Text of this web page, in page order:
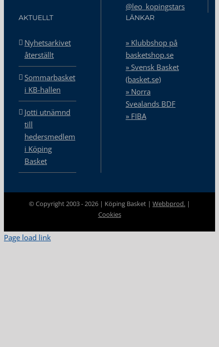
@leo_kopingstars
AKTUELLT
Nyhetsarkivet
återställt
Sommarbasket
i KB-hallen
Jotti utnämnd
till
hedersmedlem
i Köping
Basket
LÄNKAR
» Klubbshop på
basketshop.se
» Svensk Basket
(basket.se)
» Norra
Svealands BDF
» FIBA
© Copyright 2003 -2026 | Köping Basket | Webbprod. |
Cookies
Page load link